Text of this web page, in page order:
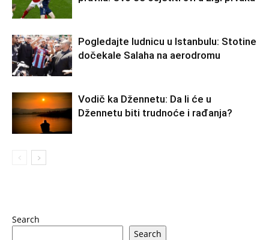
Pogledajte ludnicu u Istanbulu: Stotine
dočekale Salaha na aerodromu
Vodič ka Džennetu: Da li će u
Džennetu biti trudnoće i rađanja?
Search
Search